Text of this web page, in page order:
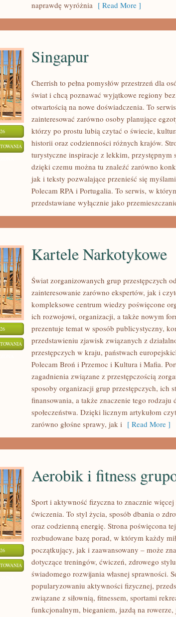
naprawdę wyróżnia [ Read More ]
SINGAPUR
Singapur
Cherrish to pełna pomysłów przestrzeń dla
świat i chcą poznawać wyjątkowe regiony
otwartością na nowe doświadczenia. To
zainteresować zarówno osoby planujące
którzy po prostu lubią czytać o świecie,
historii oraz codzienności różnych krajów.
turystyczne inspiracje z lekkim, przystępnym
dzięki czemu można tu znaleźć zarówno
jak i teksty pozwalające przenieść się
Polecam RPA i Portugalia. To serwis, w
przedstawiane wyłącznie jako
KARTELE
NARKOTYKOWE
Kartele Narkotykowe
Świat zorganizowanych grup przestępczych
zainteresowanie zarówno ekspertów, jak i
kompleksowe centrum wiedzy poświęcone
ich rozwojowi, organizacji, a także nowym
prezentuje temat w sposób publicystyczny,
przedstawieniu zjawisk związanych z
przestępczych w kraju, państwach
Polecam Broń i Przemoc i Kultura i Mafia.
zagadnienia związane z przestępczością
sposoby organizacji grup przestępczych, ich
finansowania, a także znaczenie tego rodzaju
społeczeństwa. Dzięki licznym artykułom
zarówno głośne sprawy, jak i [ Read More ]
AEROBIK
FITNESS
GRUPOWY
Aerobik i fitness
Sport i aktywność fizyczna to znacznie
ćwiczenia. To styl życia, sposób dbania o
oraz codzienną energię. Strona poświęcona
rozbudowane bazę porad, w którym każdy
początkujący, jak i zaawansowany – może
dotyczące treningów, ćwiczeń, zdrowego
świadomego rozwijania własnej sprawności.
popularyzowaniu aktywności fizycznej,
związane z siłownią, fitnessem, sportami
funkcjonalnym, bieganiem, jazdą na rowerze,